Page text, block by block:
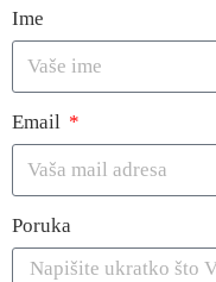
Ime
Email
Poruka